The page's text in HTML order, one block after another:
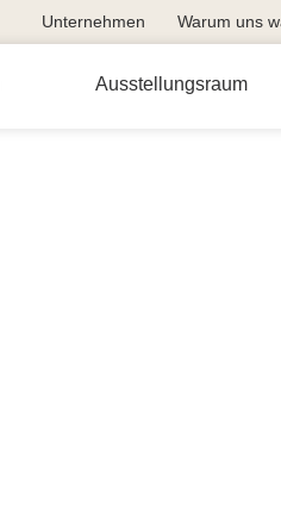
Unternehmen Warum uns
Ausstellungsraum